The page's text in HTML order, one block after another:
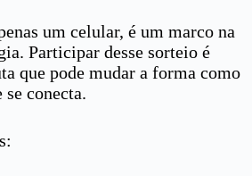
um celular, é um marco na
Participar desse sorteio é
que pode mudar a forma como
conecta.